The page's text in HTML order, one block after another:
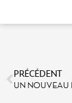
PRÉCÉDENT